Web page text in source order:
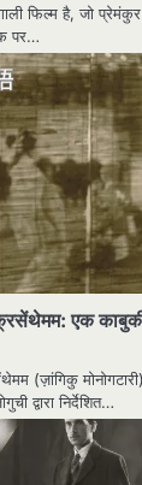
फिल्म है, जो प्रेमंकुर
पर…
एक
(ज़ांगिकु
द्वारा निर्देशित…